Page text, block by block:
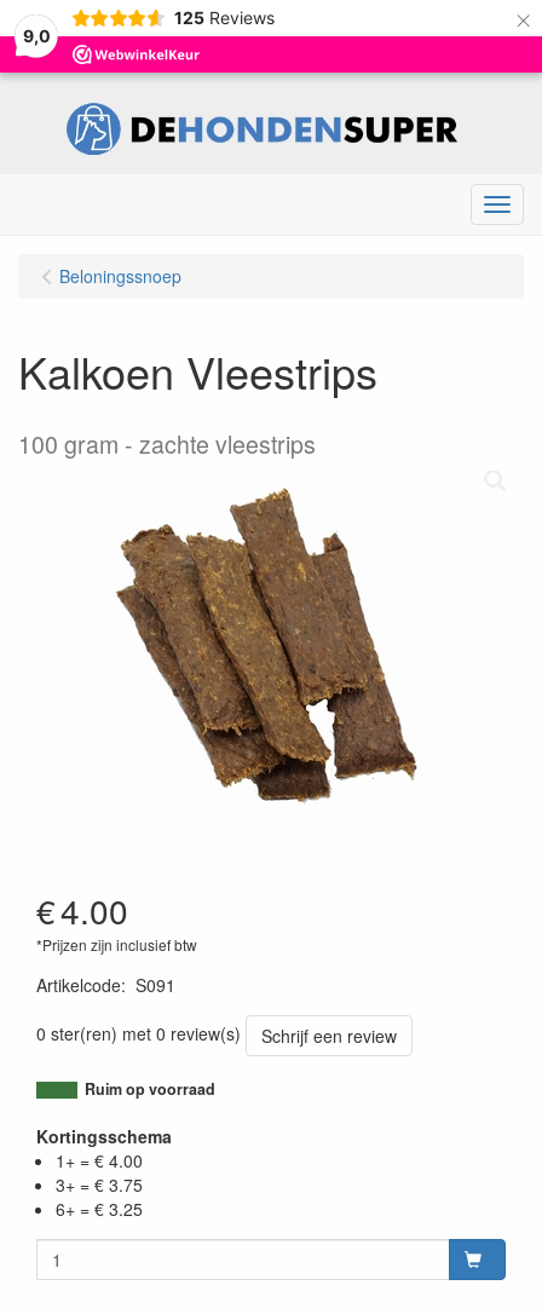
9,0
125 Reviews ×
Menu
Beloningssnoep
Kalkoen Vleestrips
100 gram zachte vleestrips
€4.00
*Prijzen zijn inclusief btw
Artikelcode: S091
0 ster(ren) met 0 review(s)
Schrijf een review
Ruim op voorraad
Kortingsschema
1+ = € 4.00
3+ = € 3.75
6+ = € 3.25